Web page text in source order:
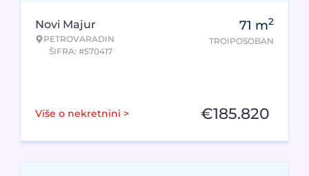
Novi Majur
PETROVARADIN
ŠIFRA: #570417
71 m2
TROIPOSOBAN
Više o nekretnini > €185.820